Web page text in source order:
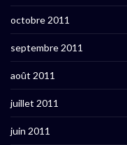
octobre 2011
septembre 2011
août 2011
juillet 2011
juin 2011